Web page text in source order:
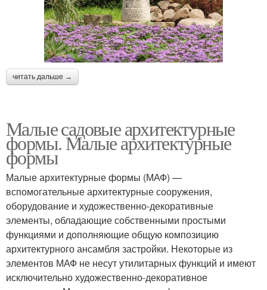
читать дальше →
Малые садовые архитектурные
формы. Малые архитектурные
формы
Малые архитектурные формы (МАФ) —
вспомогательные архитектурные сооружения,
оборудование и художественно-декоративные
элементы, обладающие собственными простыми
функциями и дополняющие общую композицию
архитектурного ансамбля застройки. Некоторые из
элементов МАФ не несут утилитарных функций и имеют
исключительно художественно-декоративное